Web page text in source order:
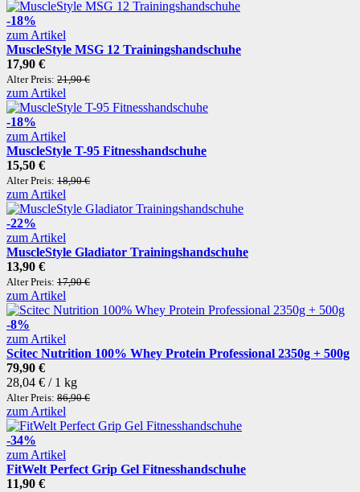
-18%
zum Artikel
MuscleStyle MSG 12 Trainingshandschuhe
17,90 €
Alter Preis: 21,90 €
zum Artikel
-18%
zum Artikel
MuscleStyle T-95 Fitnesshandschuhe
15,50 €
Alter Preis: 18,90 €
zum Artikel
-22%
zum Artikel
MuscleStyle Gladiator Trainingshandschuhe
13,90 €
Alter Preis: 17,90 €
zum Artikel
-8%
zum Artikel
Scitec Nutrition 100% Whey Protein Professional 2350g + 500g
79,90 €
28,04 € / 1 kg
Alter Preis: 86,90 €
zum Artikel
-34%
zum Artikel
FitWelt Perfect Grip Gel Fitnesshandschuhe
11,90 €